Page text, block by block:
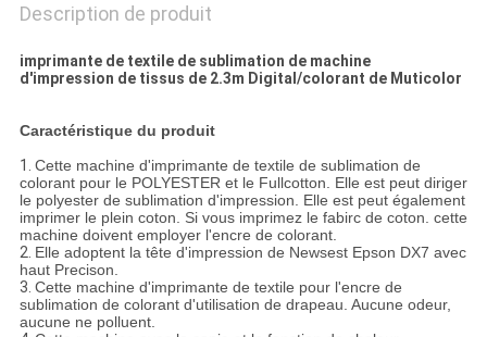
CONFIDENTIALITÉ
Description de produit
imprimante de textile de sublimation de machine
d'impression de tissus de 2.3m Digital/colorant de Muticolor
Caractéristique du produit
1. Cette machine d'imprimante de textile de sublimation de
colorant pour le POLYESTER et le Fullcotton. Elle est peut diriger
le polyester de sublimation d'impression. Elle est peut également
imprimer le plein coton. Si vous imprimez le fabirc de coton. cette
machine doivent employer l'encre de colorant.
2. Elle adoptent la tête d'impression de Newsest Epson DX7 avec
haut Precison.
3. Cette machine d'imprimante de textile pour l'encre de
sublimation de colorant d'utilisation de drapeau. Aucune odeur,
aucune ne polluent.